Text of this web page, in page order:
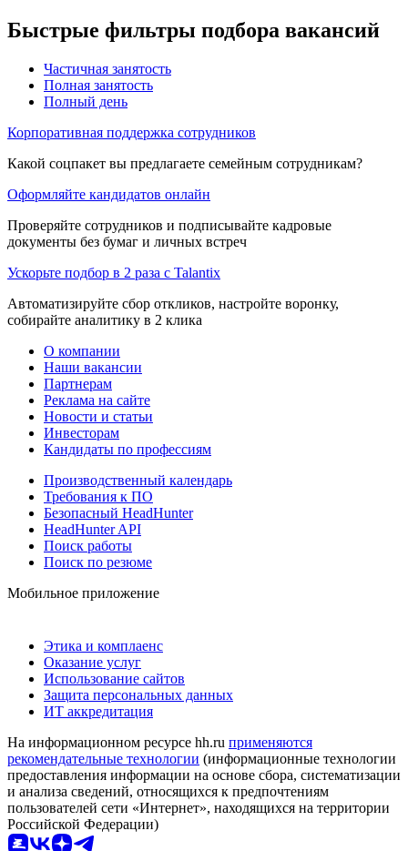
Быстрые фильтры подбора вакансий
Частичная занятость
Полная занятость
Полный день
Корпоративная поддержка сотрудников
Какой соцпакет вы предлагаете семейным сотрудникам?
Оформляйте кандидатов онлайн
Проверяйте сотрудников и подписывайте кадровые
документы без бумаг и личных встреч
Ускорьте подбор в 2 раза с Talantix
Автоматизируйте сбор откликов, настройте воронку,
собирайте аналитику в 2 клика
О компании
Наши вакансии
Партнерам
Реклама на сайте
Новости и статьи
Инвесторам
Кандидаты по профессиям
Производственный календарь
Требования к ПО
Безопасный HeadHunter
HeadHunter API
Поиск работы
Поиск по резюме
Мобильное приложение
Этика и комплаенс
Оказание услуг
Использование сайтов
Защита персональных данных
ИТ аккредитация
На информационном ресурсе hh.ru применяются
рекомендательные технологии (информационные технологии
предоставления информации на основе сбора, систематизации
и анализа сведений, относящихся к предпочтениям
пользователей сети «Интернет», находящихся на территории
Российской Федерации)